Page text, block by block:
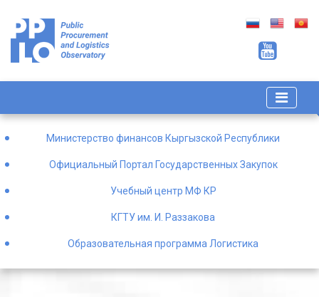
Министерство финансов Кыргызской Республики
Официальный Портал Государственных Закупок
Учебный центр МФ КР
КГТУ им. И. Раззакова
Образовательная программа Логистика